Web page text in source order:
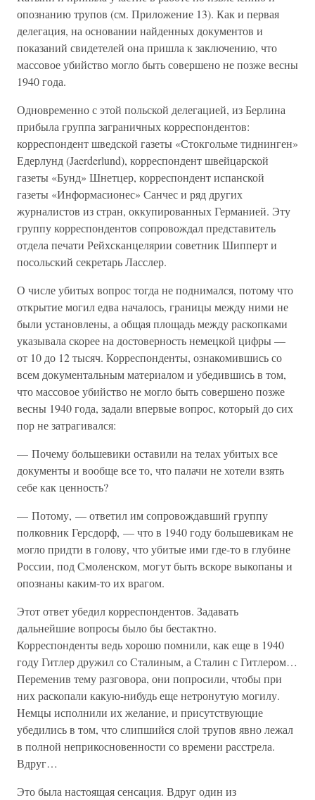
опознанию трупов (см. Приложение 13). Как и первая
делегация, на основании найденных документов и
показаний свидетелей она пришла к заключению, что
массовое убийство могло быть совершено не позже весны
1940 года.
Одновременно с этой польской делегацией, из Берлина
прибыла группа заграничных корреспондентов:
корреспондент шведской газеты «Стокгольме тиднинген»
Едерлунд (Jaerderlund), корреспондент швейцарской
газеты «Бунд» Шнетцер, корреспондент испанской
газеты «Информасионес» Санчес и ряд других
журналистов из стран, оккупированных Германией. Эту
группу корреспондентов сопровождал представитель
отдела печати Рейхсканцелярии советник Шипперт и
посольский секретарь Ласслер.
О числе убитых вопрос тогда не поднимался, потому что
открытие могил едва началось, границы между ними не
были установлены, а общая площадь между раскопками
указывала скорее на достоверность немецкой цифры —
от 10 до 12 тысяч. Корреспонденты, ознакомившись со
всем документальным материалом и убедившись в том,
что массовое убийство не могло быть совершено позже
весны 1940 года, задали впервые вопрос, который до сих
пор не затрагивался:
— Почему большевики оставили на телах убитых все
документы и вообще все то, что палачи не хотели взять
себе как ценность?
— Потому, — ответил им сопровождавший группу
полковник Герсдорф, — что в 1940 году большевикам не
могло придти в голову, что убитые ими где-то в глубине
России, под Смоленском, могут быть вскоре выкопаны и
опознаны каким-то их врагом.
Этот ответ убедил корреспондентов. Задавать
дальнейшие вопросы было бы бестактно.
Корреспонденты ведь хорошо помнили, как еще в 1940
году Гитлер дружил со Сталиным, а Сталин с Гитлером…
Переменив тему разговора, они попросили, чтобы при
них раскопали какую-нибудь еще нетронутую могилу.
Немцы исполнили их желание, и присутствующие
убедились в том, что слипшийся слой трупов явно лежал
в полной неприкосновенности со времени расстрела.
Вдруг…
Это была настоящая сенсация. Вдруг один из